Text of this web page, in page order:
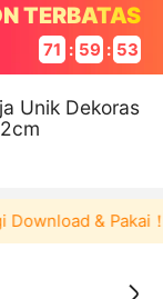
TERBATAS
71 : 59 : 53
Unik Dekoras
& Pakai！